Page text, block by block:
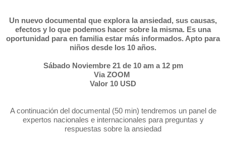
Un nuevo documental que explora la ansiedad, sus causas,
efectos y lo que podemos hacer sobre la misma. Es una
oportunidad para en familia estar más informados. Apto para
niños desde los 10 años.
Sábado Noviembre 21 de 10 am a 12 pm
Via ZOOM
Valor 10 USD
A continuación del documental (50 min) tendremos un panel de
expertos nacionales e internacionales para preguntas y
respuestas sobre la ansiedad